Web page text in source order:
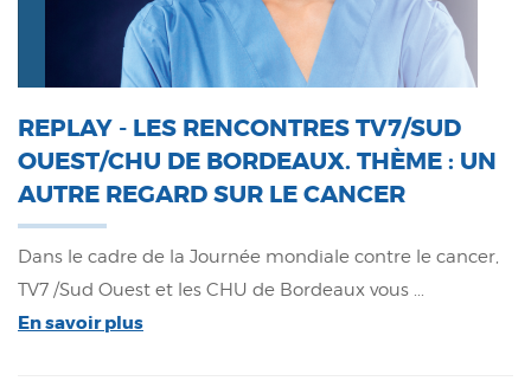
REPLAY - LES RENCONTRES TV7/SUD
OUEST/CHU DE BORDEAUX. THÈME : UN
AUTRE REGARD SUR LE CANCER
Dans le cadre de la Journée mondiale contre le cancer,
TV7 /Sud Ouest et les CHU de Bordeaux vous ...
En savoir plus